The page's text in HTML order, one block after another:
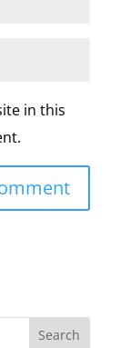
in this